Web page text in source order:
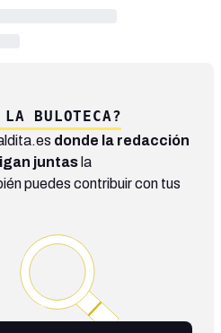
LA BULOTECA?
donde la redacción
juntas la
puedes contribuir con tus